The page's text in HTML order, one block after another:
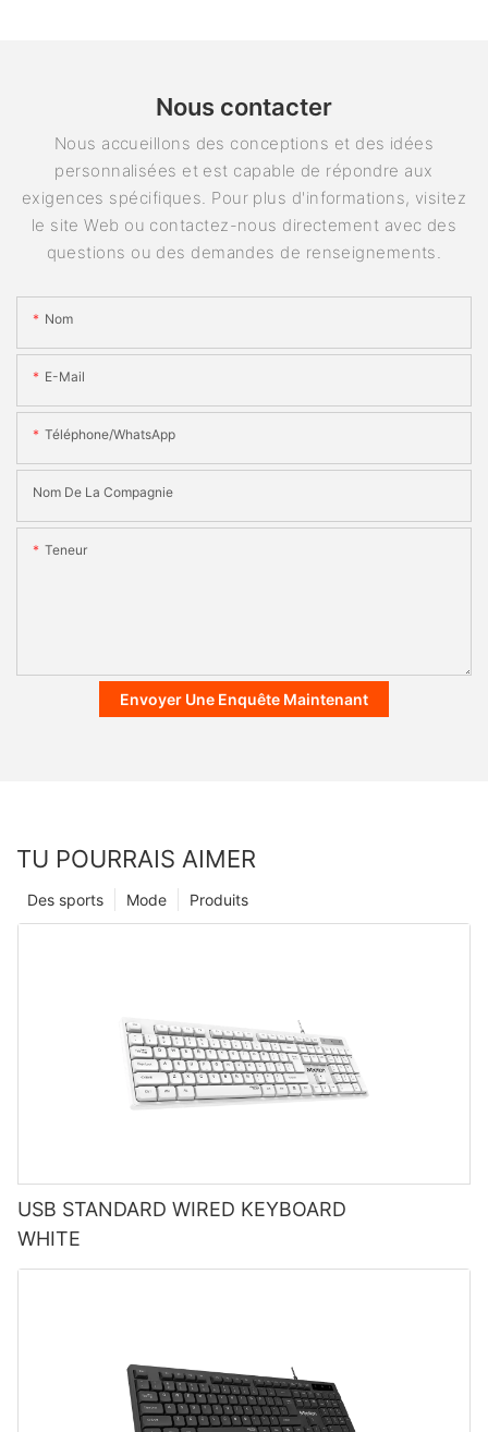
Nous contacter
Nous accueillons des conceptions et des idées
personnalisées et est capable de répondre aux
exigences spécifiques. Pour plus d'informations, visitez
le site Web ou contactez-nous directement avec des
questions ou des demandes de renseignements.
Nom
E-Mail
Téléphone/WhatsApp
Nom De La Compagnie
Teneur
Envoyer Une Enquête Maintenant
TU POURRAIS AIMER
Produits
Mode
Des sports
USB STANDARD WIRED KEYBOARD
WHITE